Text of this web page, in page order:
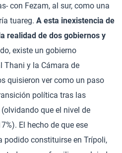
con Fezam, al sur, como una
tuareg. A esta inexistencia de
realidad de dos gobiernos y
existe un gobierno
Thani y la Cámara de
quisieron ver como un paso
política tras las
que el nivel de
El hecho de que ese
podido constituirse en Trípoli,